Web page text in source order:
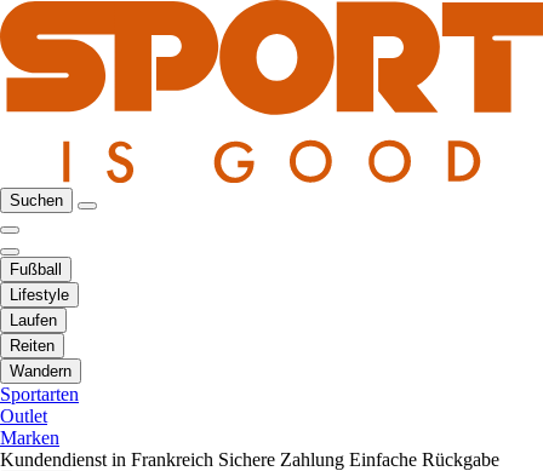
Suchen
Fußball
Lifestyle
Laufen
Reiten
Wandern
Sportarten
Outlet
Marken
Kundendienst in Frankreich Sichere Zahlung Einfache Rückgabe